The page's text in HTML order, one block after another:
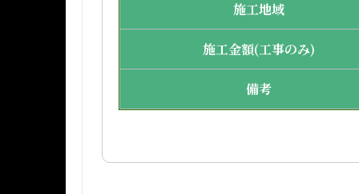
施工地域
施工金額(工事のみ)
備考